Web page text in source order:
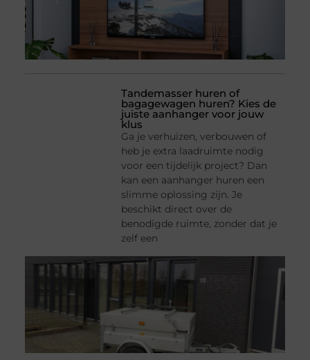
Tandemasser huren of
bagagewagen huren? Kies de
juiste aanhanger voor jouw
klus
Ga je verhuizen, verbouwen of
heb je extra laadruimte nodig
voor een tijdelijk project? Dan
kan een aanhanger huren een
slimme oplossing zijn. Je
beschikt direct over de
benodigde ruimte, zonder dat je
zelf een